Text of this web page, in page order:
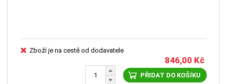
Zboží je na cestě od dodavatele
846,00 Kč
PŘIDAT DO KOŠÍKU